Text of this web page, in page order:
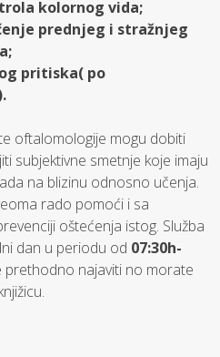
kolornog vida;
prednjeg i stražnjeg
pritiska( po
oftalomologije mogu dobiti
subjektivne smetnje koje imaju
na blizinu odnosno učenja.
rado pomoći i sa
oštećenja istog. Služba
dan u periodu od 07:30h-
najaviti no morate